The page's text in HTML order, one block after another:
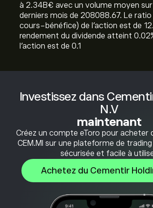
Investissez dans
N.V
maintenant
Créez un compte eToro pour acheter
CEM.MI sur une plateforme de
sécurisée et facile à
Achetez du Cementir
à 2.34B‎€‎ avec un volume moyen
derniers mois de 208088.67. Le
cours-bénéfice) de l'action est de
rendement du dividende atteint
l'action est de 0.1